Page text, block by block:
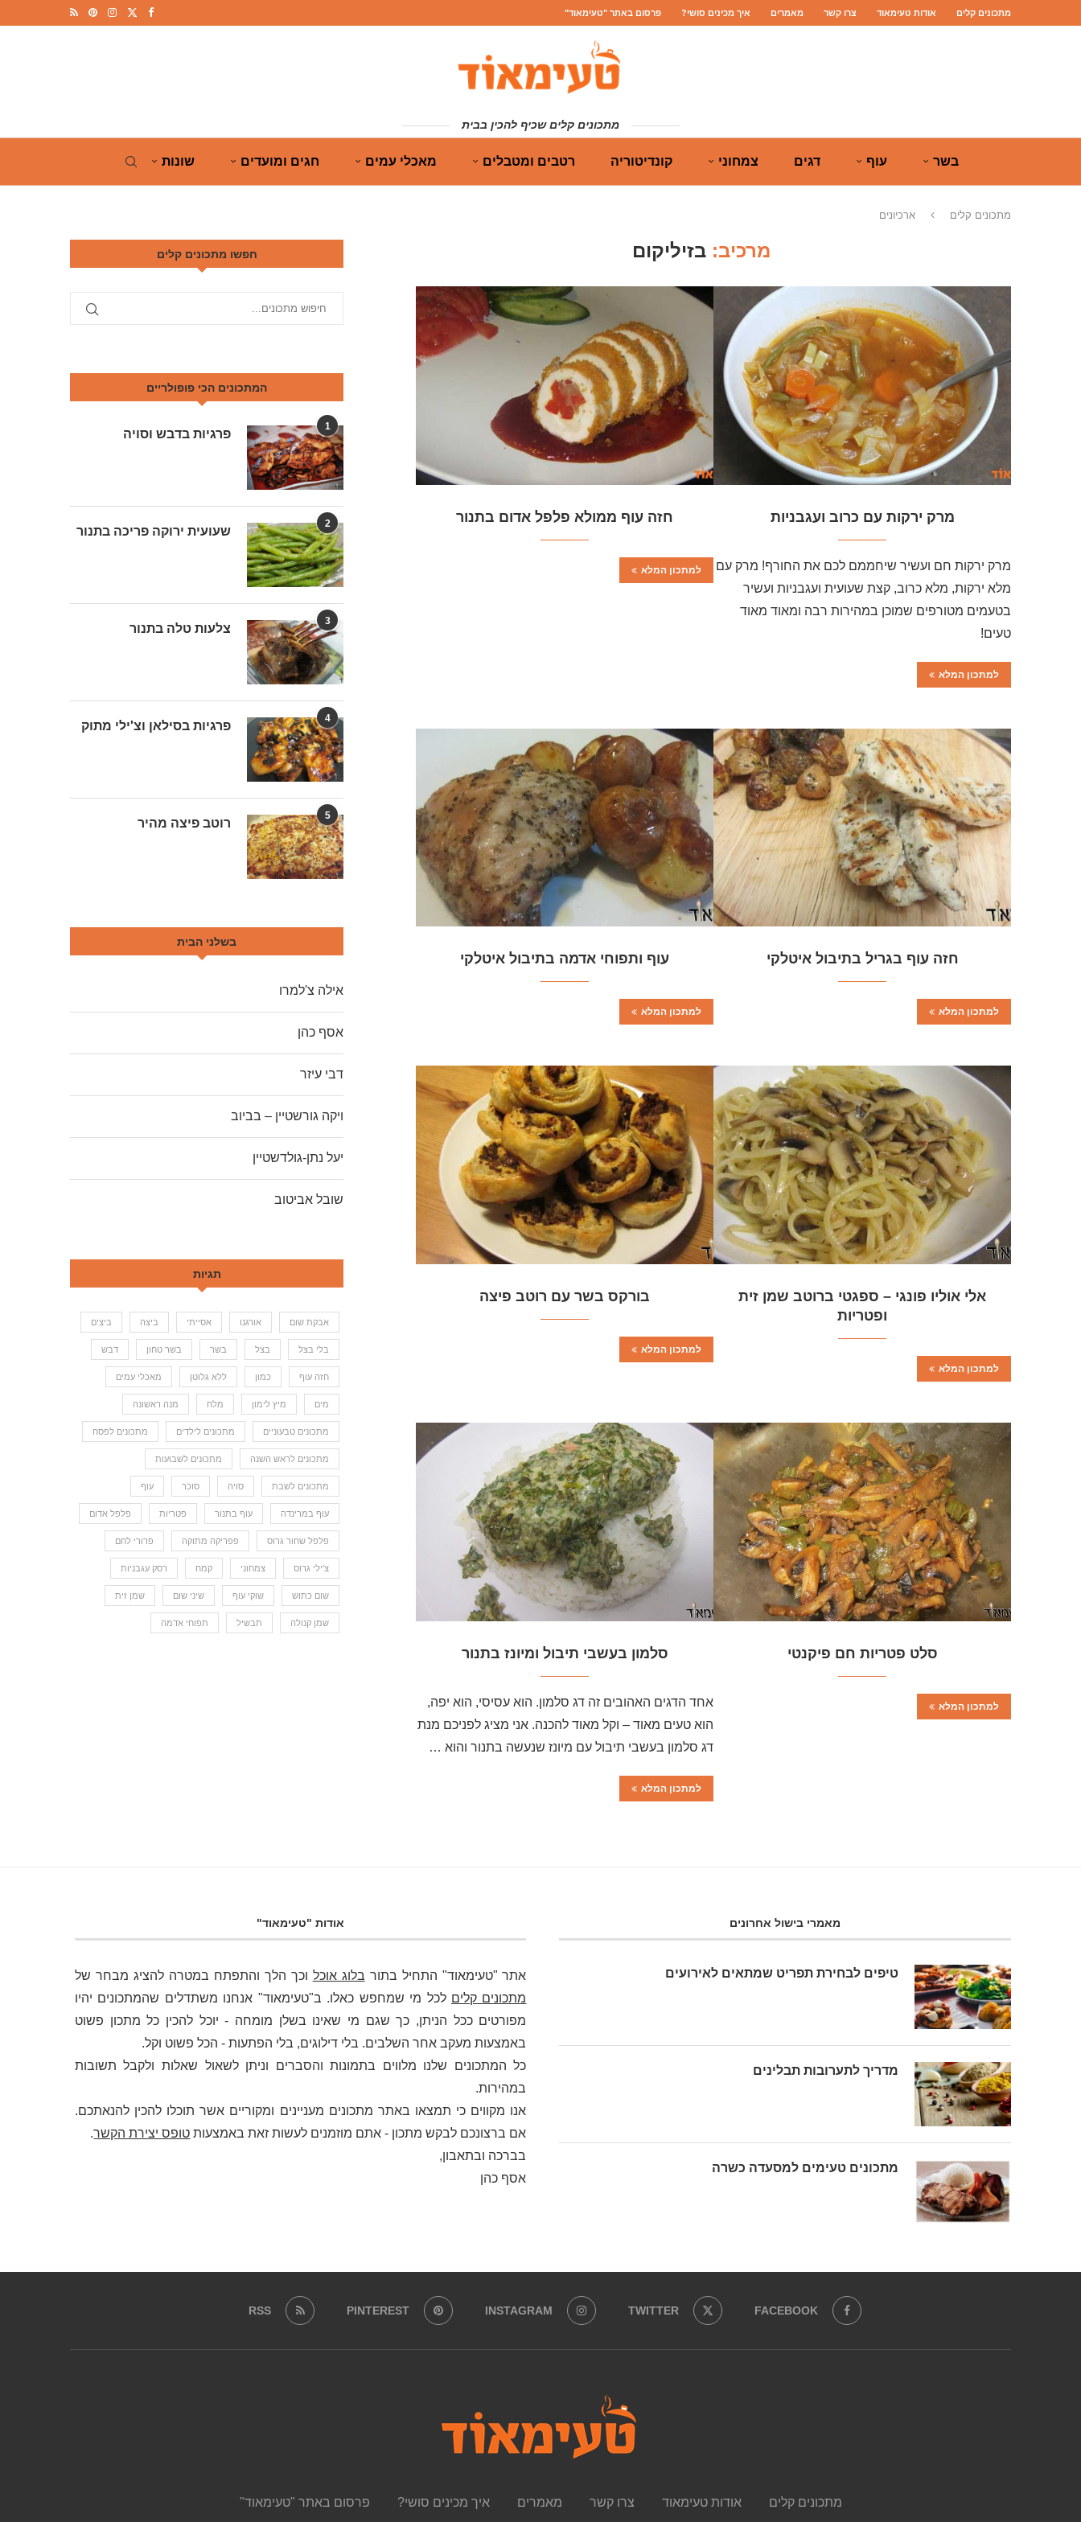
מתכונים קלים אודות טעימאוד צרו קשר מאמרים איך מכינים סושי? פרסום באתר "טעימאוד"
מתכונים קלים שכיף להכין בבית
בשר עוף דגים צמחוני קונדיטוריה רטבים ומטבלים מאכלי עמים חגים ומועדים שונות
מתכונים קלים ארכיונים
מרכיב: בזיליקום
מרק ירקות עם כרוב ועגבניות
מרק ירקות חם ועשיר שיחממם לכם את החורף! מרק עם
מלא ירקות, מלא כרוב, קצת שעועית ועגבניות ועשיר
בטעמים מטורפים שמוכן במהירות רבה ומאוד מאוד
טעים!
למתכון המלא
חזה עוף ממולא פלפל אדום בתנור
למתכון המלא
חזה עוף בגריל בתיבול איטלקי
למתכון המלא
עוף ותפוחי אדמה בתיבול איטלקי
למתכון המלא
אלי אוליו פונגי – ספגטי ברוטב שמן זית
ופטריות
למתכון המלא
בורקס בשר עם רוטב פיצה
למתכון המלא
סלט פטריות חם פיקנטי
למתכון המלא
סלמון בעשבי תיבול ומיונז בתנור
אחד הדגים האהובים זה דג סלמון. הוא עסיסי, הוא יפה,
הוא טעים מאוד – וקל מאוד להכנה. אני מציג לפניכם מנת
דג סלמון בעשבי תיבול עם מיונז שנעשה בתנור והוא …
למתכון המלא
חפשו מתכונים קלים
המתכונים הכי פופולריים
1
פרגיות בדבש וסויה
2
שעועית ירוקה פריכה בתנור
3
צלעות טלה בתנור
4
פרגיות בסילאן וצ'ילי מתוק
5
רוטב פיצה מהיר
בשלני הבית
אילה צ'למרו
אסף כהן
דבי עיזר
ויקה גורשטיין – בביוב
יעל נתן-גולדשטיין
שובל אביטוב
תגיות
אבקת שום אורגנו אסייתי ביצה ביצים
בלי בצל בצל בשר בשר טחון דבש
חזה עוף כמון ללא גלוטן מאכלי עמים
מים מיץ לימון מלח מנה ראשונה
מתכונים טבעוניים מתכונים לילדים מתכונים לפסח
מתכונים לראש השנה מתכונים לשבועות
מתכונים לשבת סויה סוכר עוף
עוף במרינדה עוף בתנור פטריות פלפל אדום
פלפל שחור גרוס פפריקה מתוקה פרורי לחם
צ'ילי גרוס צמחוני קמח רסק עגבניות
שום כתוש שוקי עוף שיני שום שמן זית
שמן קנולה תבשיל תפוחי אדמה
מאמרי בישול אחרונים
טיפים לבחירת תפריט שמתאים לאירועים
מדריך לתערובות תבלינים
מתכונים טעימים למסעדה כשרה
אודות "טעימאוד"
אתר "טעימאוד" התחיל בתור בלוג אוכל וכך הלך והתפתח במטרה להציג מבחר של
מתכונים קלים לכל מי שמחפש כאלו. ב"טעימאוד" אנחנו משתדלים שהמתכונים יהיו
מפורטים ככל הניתן, כך שגם מי שאינו בשלן מומחה - יוכל להכין כל מתכון פשוט
באמצעות מעקב אחר השלבים. בלי דילוגים, בלי הפתעות - הכל פשוט וקל.
כל המתכונים שלנו מלווים בתמונות והסברים וניתן לשאול שאלות ולקבל תשובות
במהירות.
אנו מקווים כי תמצאו באתר מתכונים מעניינים ומקוריים אשר תוכלו להכין להנאתכם.
אם ברצונכם לבקש מתכון - אתם מוזמנים לעשות זאת באמצעות טופס יצירת הקשר.
בברכה ובתאבון,
אסף כהן
FACEBOOK
TWITTER
INSTAGRAM
PINTEREST
RSS
מתכונים קלים אודות טעימאוד צרו קשר מאמרים איך מכינים סושי? פרסום באתר "טעימאוד"